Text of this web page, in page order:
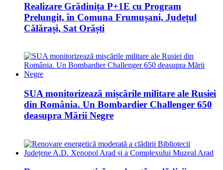
Realizare Grădinița P+1E cu Program
Prelungit, în Comuna Frumușani, Județul
Călărași, Sat Orăști
SUA monitorizează mișcările militare ale Rusiei
din România. Un Bombardier Challenger 650
deasupra Mării Negre